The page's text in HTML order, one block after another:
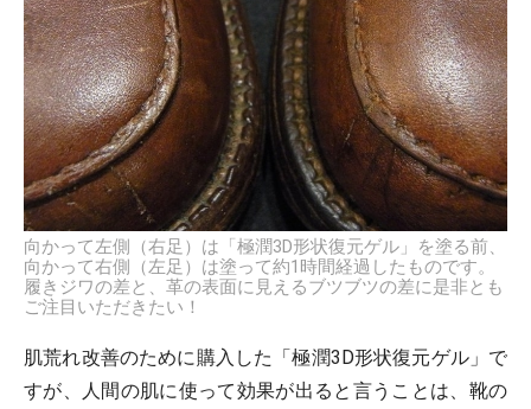
向かって左側（右足）は「極潤3D形状復元ゲル」を塗る前、
向かって右側（左足）は塗って約1時間経過したものです。
履きジワの差と、革の表面に見えるブツブツの差に是非とも
ご注目いただきたい！
肌荒れ改善のために購入した「極潤3D形状復元ゲル」で
すが、人間の肌に使って効果が出ると言うことは、靴の